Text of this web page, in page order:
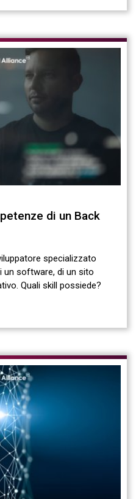
di un Back
specializzato
un software, di un sito
Quali skill possiede?